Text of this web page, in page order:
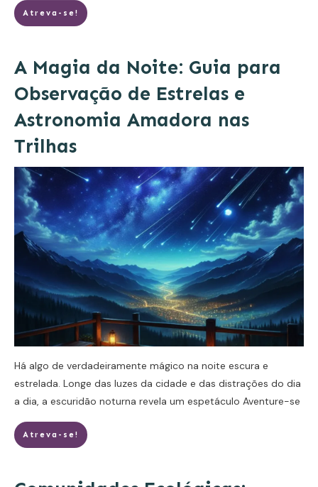
Atreva-se!
A Magia da Noite: Guia para
Observação de Estrelas e
Astronomia Amadora nas
Trilhas
Há algo de verdadeiramente mágico na noite escura e
estrelada. Longe das luzes da cidade e das distrações do dia
a dia, a escuridão noturna revela um espetáculo Aventure-se
Atreva-se!